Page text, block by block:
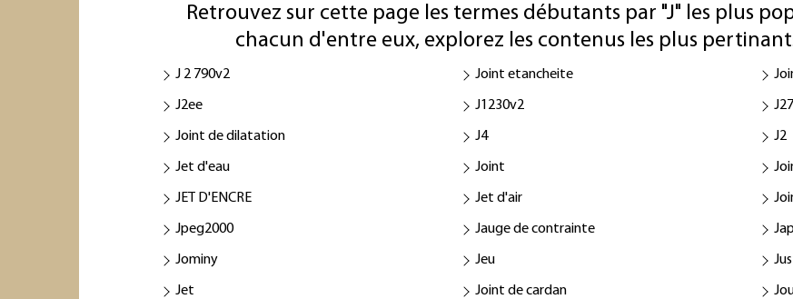
Retrouvez sur cette page les termes débutants par "J" les plus
chacun d'entre eux, explorez les contenus les plus
J 2 790v2 Joint etancheite
J2ee J1230v2
Joint de dilatation J4 J2
Jet d'eau Joint
JET D'ENCRE Jet d'air
Jpeg2000 Jauge de contrainte
Jominy Jeu
Jet Joint de cardan